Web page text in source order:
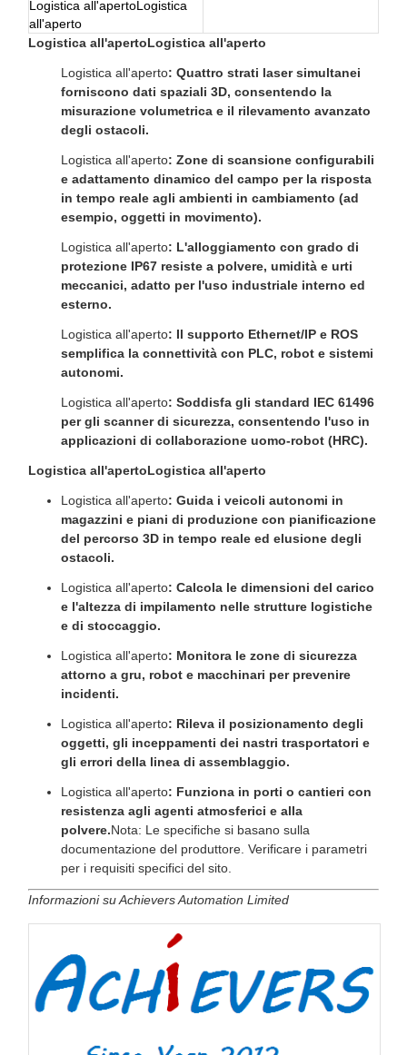
Logistica all'apertoLogistica
all'aperto
Logistica all'apertoLogistica all'aperto
Logistica all'aperto: Quattro strati laser simultanei
forniscono dati spaziali 3D, consentendo la
misurazione volumetrica e il rilevamento avanzato
degli ostacoli.
Logistica all'aperto: Zone di scansione configurabili
e adattamento dinamico del campo per la risposta
in tempo reale agli ambienti in cambiamento (ad
esempio, oggetti in movimento).
Logistica all'aperto: L'alloggiamento con grado di
protezione IP67 resiste a polvere, umidità e urti
meccanici, adatto per l'uso industriale interno ed
esterno.
Logistica all'aperto: Il supporto Ethernet/IP e ROS
semplifica la connettività con PLC, robot e sistemi
autonomi.
Logistica all'aperto: Soddisfa gli standard IEC 61496
per gli scanner di sicurezza, consentendo l'uso in
applicazioni di collaborazione uomo-robot (HRC).
Logistica all'apertoLogistica all'aperto
Logistica all'aperto: Guida i veicoli autonomi in
magazzini e piani di produzione con pianificazione
del percorso 3D in tempo reale ed elusione degli
ostacoli.
Logistica all'aperto: Calcola le dimensioni del carico
e l'altezza di impilamento nelle strutture logistiche
e di stoccaggio.
Logistica all'aperto: Monitora le zone di sicurezza
attorno a gru, robot e macchinari per prevenire
incidenti.
Logistica all'aperto: Rileva il posizionamento degli
oggetti, gli inceppamenti dei nastri trasportatori e
gli errori della linea di assemblaggio.
Logistica all'aperto: Funziona in porti o cantieri con
resistenza agli agenti atmosferici e alla
polvere.Nota: Le specifiche si basano sulla
documentazione del produttore. Verificare i parametri
per i requisiti specifici del sito.
Informazioni su Achievers Automation Limited